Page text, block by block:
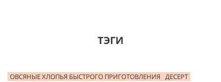
ТЭГИ
ОВСЯНЫЕ ХЛОПЬЯ БЫСТРОГО ПРИГОТОВЛЕНИЯ
ДЕСЕРТ